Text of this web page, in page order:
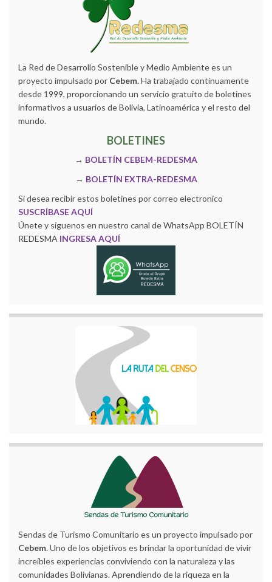
La Red de Desarrollo Sostenible y Medio Ambiente es un
proyecto impulsado por Cebem. Ha trabajado continuamente
desde 1999, proporcionando un servicio gratuito de boletines
informativos a usuarios de Bolivia, Latinoamérica y el resto del
mundo.
BOLETINES
→ BOLETÍN CEBEM-REDESMA
→ BOLETÍN EXTRA-REDESMA
Si desea recibir estos boletines por correo electronico
SUSCRÍBASE AQUÍ
Únete y siguenos en nuestro canal de WhatsApp BOLETÍN
REDESMA INGRESA AQUÍ
Sendas de Turismo Comunitario es un proyecto impulsado por
Cebem. Uno de los objetivos es brindar la oportunidad de vivir
increíbles experiencias conviviendo con la naturaleza y las
comunidades Bolivianas. Aprendiendo de la riqueza en la